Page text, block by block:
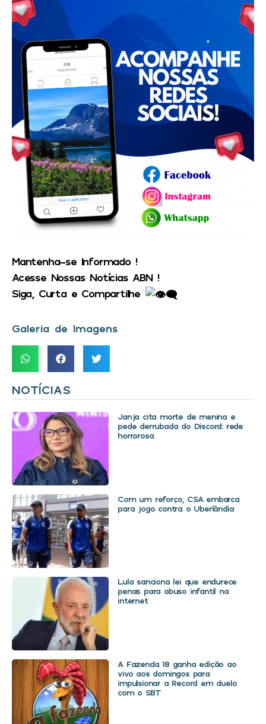
Mantenha-se Informado !
Acesse Nossas Notícias ABN !
Siga, Curta e Compartilhe
Galeria de Imagens
NOTÍCIAS
Janja cita morte de menina e
pede derrubada do Discord: rede
horrorosa
Com um reforço, CSA embarca
para jogo contra o Uberlândia
Lula sanciona lei que endurece
penas para abuso infantil na
internet
A Fazenda 18 ganha edição ao
vivo aos domingos para
impulsionar a Record em duelo
com o SBT